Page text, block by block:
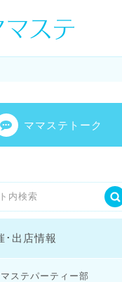
マの才能
ママステトーク
･出店情報
ステパーティー部